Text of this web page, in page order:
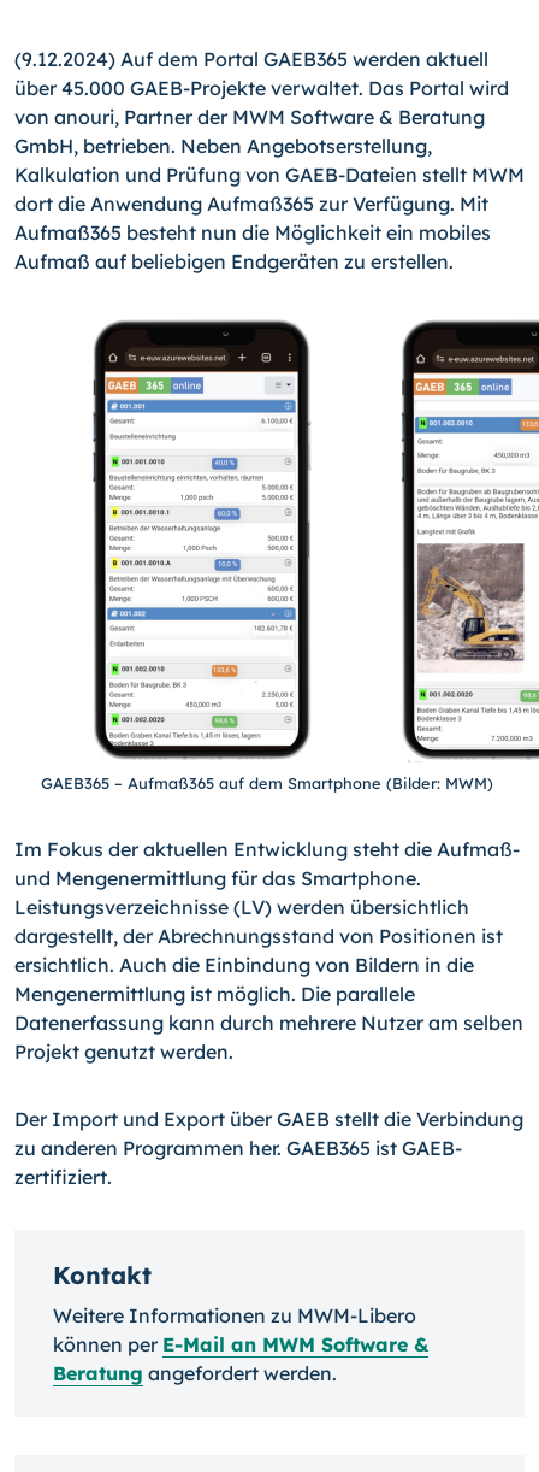
(9.12.2024) Auf dem Portal GAEB365 werden aktuell
über 45.000 GAEB-Projekte verwaltet. Das Portal wird
von anouri, Partner der MWM Software & Beratung
GmbH, betrieben. Neben Angebotserstellung,
Kalkulation und Prüfung von GAEB-Dateien stellt MWM
dort die Anwendung Aufmaß365 zur Verfügung. Mit
Aufmaß365 besteht nun die Möglichkeit ein mobiles
Aufmaß auf beliebigen Endgeräten zu erstellen.
GAEB365 – Aufmaß365 auf dem Smartphone (Bilder: MWM)
Im Fokus der aktuellen Entwicklung steht die Aufmaß-
und Mengenermittlung für das Smartphone.
Leistungsverzeichnisse (LV) werden übersichtlich
dargestellt, der Abrechnungsstand von Positionen ist
ersichtlich. Auch die Einbindung von Bildern in die
Mengenermittlung ist möglich. Die parallele
Datenerfassung kann durch mehrere Nutzer am selben
Projekt genutzt werden.
Der Import und Export über GAEB stellt die Verbindung
zu anderen Programmen her. GAEB365 ist GAEB-
zertifiziert.
Kontakt
Weitere Informationen zu MWM-Libero
können per E-Mail an MWM Software &
Beratung angefordert werden.